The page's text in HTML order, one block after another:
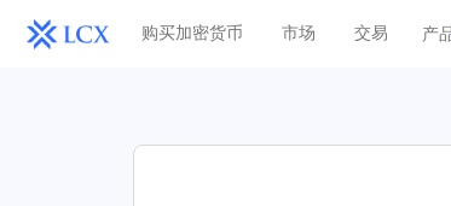
购买加密货币 市场 交易 产